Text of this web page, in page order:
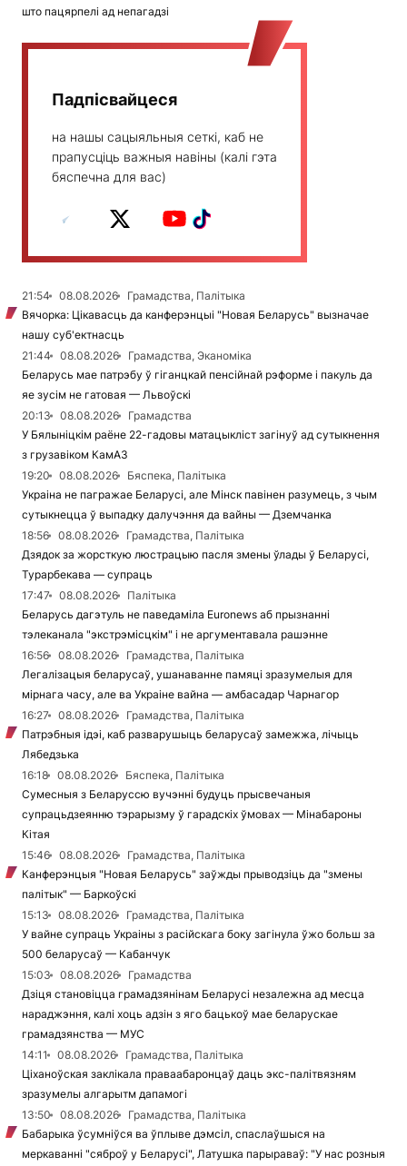
што пацярпелі ад непагадзі
Падпісвайцеся
на нашы сацыяльныя сеткі, каб не
прапусціць важныя навіны (калі гэта
бяспечна для вас)
21:54 08.08.2026
Грамадства, Палітыка
Вячорка: Цікавасць да канферэнцыі "Новая Беларусь" вызначае
нашу суб'ектнасць
21:44
08.08.2026
Грамадства, Эканоміка
Беларусь мае патрэбу ў гіганцкай пенсійнай рэформе і пакуль да
яе зусім не гатовая — Львоўскі
20:13
08.08.2026
Грамадства
У Бялыніцкім раёне 22-гадовы матацыкліст загінуў ад сутыкнення
з грузавіком КамАЗ
19:20
08.08.2026
Бяспека, Палітыка
Украіна не пагражае Беларусі, але Мінск павінен разумець, з чым
сутыкнецца ў выпадку далучэння да вайны — Дземчанка
18:56
08.08.2026
Грамадства, Палітыка
Дзядок за жорсткую люстрацыю пасля змены ўлады ў Беларусі,
Турарбекава — супраць
17:47
08.08.2026
Палітыка
Беларусь дагэтуль не паведаміла Euronews аб прызнанні
тэлеканала "экстрэмісцкім" і не аргументавала рашэнне
16:56
08.08.2026
Грамадства, Палітыка
Легалізацыя беларусаў, ушанаванне памяці зразумелыя для
мірнага часу, але ва Украіне вайна — амбасадар Чарнагор
16:27
08.08.2026
Грамадства, Палітыка
Патрэбныя ідэі, каб разварушыць беларусаў замежжа, лічыць
Лябедзька
16:18
08.08.2026
Бяспека, Палітыка
Сумесныя з Беларуссю вучэнні будуць прысвечаныя
супрацьдзеянню тэрарызму ў гарадскіх ўмовах — Мінабароны
Кітая
15:46
08.08.2026
Грамадства, Палітыка
Канферэнцыя "Новая Беларусь" заўжды прыводзіць да "змены
палітык" — Баркоўскі
15:13
08.08.2026
Грамадства, Палітыка
У вайне супраць Украіны з расійскага боку загінула ўжо больш за
500 беларусаў — Кабанчук
15:03
08.08.2026
Грамадства
Дзіця становіцца грамадзянінам Беларусі незалежна ад месца
нараджэння, калі хоць адзін з яго бацькоў мае беларускае
грамадзянства — МУС
14:11
08.08.2026
Грамадства, Палітыка
Ціханоўская заклікала праваабаронцаў даць экс-палітвязням
зразумелы алгарытм дапамогі
13:50
08.08.2026
Грамадства, Палітыка
Бабарыка ўсумніўся ва ўплыве дэмсіл, спаслаўшыся на
меркаванні "сяброў у Беларусі", Латушка парыраваў: "У нас розныя